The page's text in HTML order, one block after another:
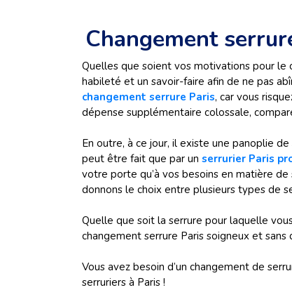
Changement
Quelles que soient vos motivations pour le
habileté et un savoir-faire afin de ne pas
changement serrure Paris, car vous
dépense supplémentaire colossale,
En outre, à ce jour, il existe une panoplie
peut être fait que par un serrurier Paris
votre porte qu’à vos besoins en matière
donnons le choix entre plusieurs types de
Quelle que soit la serrure pour laquelle
changement serrure Paris soigneux et sans
Vous avez besoin d’un changement de
serruriers à Paris !